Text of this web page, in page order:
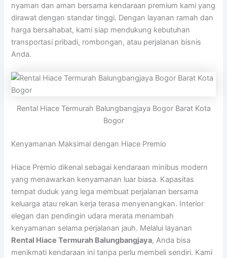
nyaman dan aman bersama kendaraan premium kami yang
dirawat dengan standar tinggi. Dengan layanan ramah dan
harga bersahabat, kami siap mendukung kebutuhan
transportasi pribadi, rombongan, atau perjalanan bisnis
Anda.
Rental Hiace Termurah Balungbangjaya Bogor Barat Kota
Bogor
Kenyamanan Maksimal dengan Hiace Premio
Hiace Premio dikenal sebagai kendaraan minibus modern
yang menawarkan kenyamanan luar biasa. Kapasitas
tempat duduk yang lega membuat perjalanan bersama
keluarga atau rekan kerja terasa menyenangkan. Interior
elegan dan pendingin udara merata menambah
kenyamanan selama perjalanan jauh. Melalui layanan
Rental Hiace Termurah Balungbangjaya, Anda bisa
menikmati kendaraan ini tanpa perlu membeli sendiri. Kami